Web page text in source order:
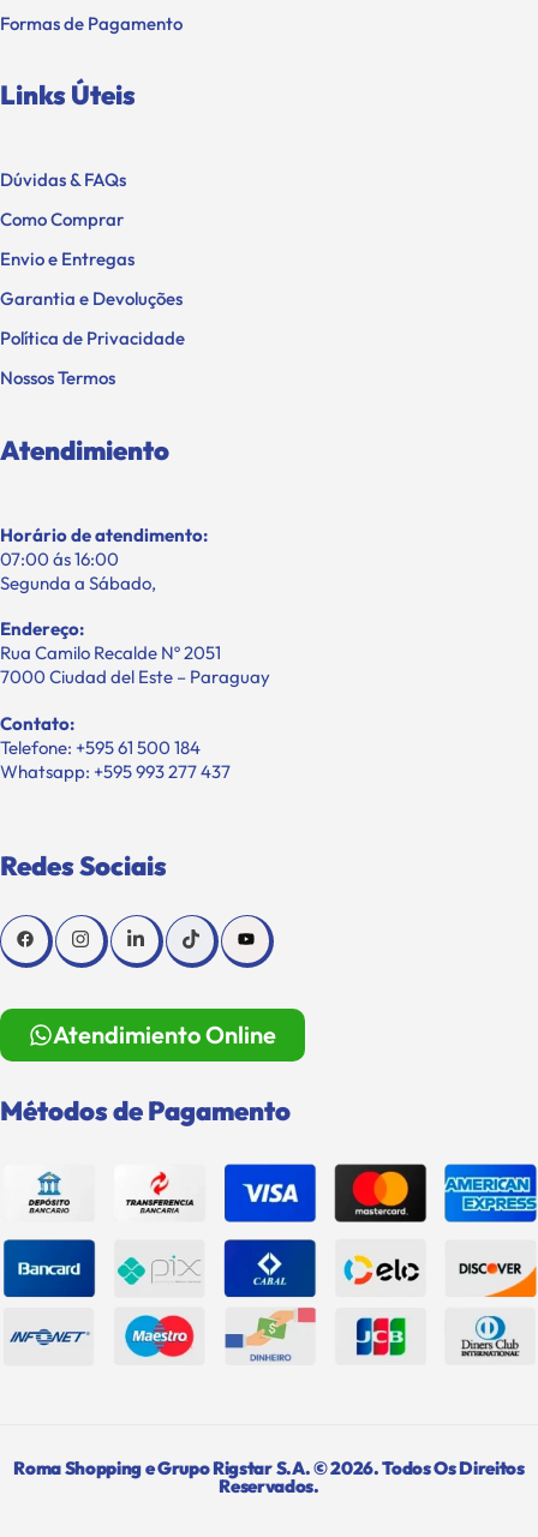
Formas de Pagamento
Links Úteis
Dúvidas & FAQs
Como Comprar
Envio e Entregas
Garantia e Devoluções
Política de Privacidade
Nossos Termos
Atendimiento
Horário de atendimento:
07:00 ás 16:00
Segunda a Sábado,
Endereço:
Rua Camilo Recalde Nº 2051
7000 Ciudad del Este – Paraguay
Contato:
Telefone: +595 61 500 184
Whatsapp: +595 993 277 437
Redes Sociais
Atendimiento Online
Métodos de Pagamento
Roma Shopping e Grupo Rigstar S.A. © 2026. Todos Os Direitos
Reservados.